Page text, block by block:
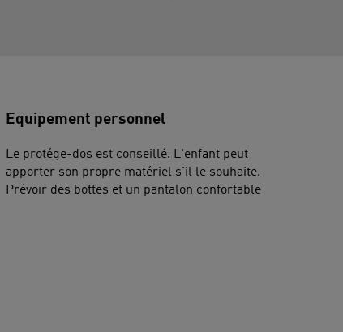
Equipement personnel
Le protége-dos est conseillé. L'enfant peut
apporter son propre matériel s'il le souhaite.
Prévoir des bottes et un pantalon confortable